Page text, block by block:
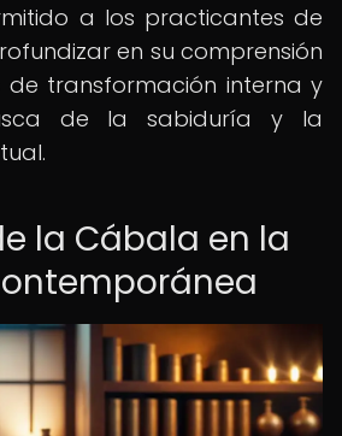
a los practicantes de
en su comprensión
de transformación interna y
de la sabiduría y la
la Cábala en la